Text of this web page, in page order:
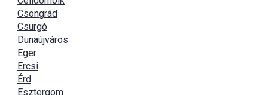
Csongrád
Csurgó
Dunaújváros
Eger
Ercsi
Érd
Esztergom